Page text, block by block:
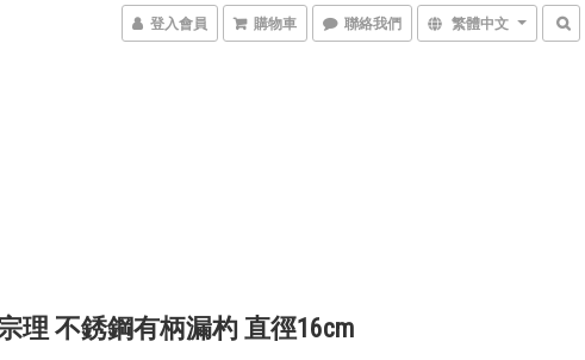
登入會員 購物車 聯絡我們 繁體中文
理 不銹鋼有柄漏杓 直徑16cm